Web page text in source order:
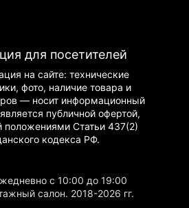
для посетителей
на сайте: технические
фото, наличие товара и
— носит информационный
публичной офертой,
положениями Статьи 437(2)
кодекса РФ.
с 10:00 до 19:00
салон. 2018-2026 гг.